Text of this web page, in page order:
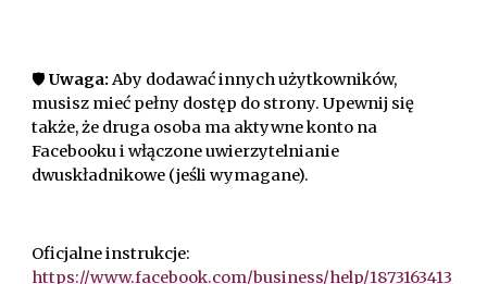
🛡️Uwaga:Aby dodawać innych użytkowników,
musisz mieć pełny dostęp do strony. Upewnij się
także, że druga osoba ma aktywne konto na
Facebooku i włączone uwierzytelnianie
dwuskładnikowe (jeśli wymagane).
Oficjalne instrukcje:
https://www.facebook.com/business/help/1873163413